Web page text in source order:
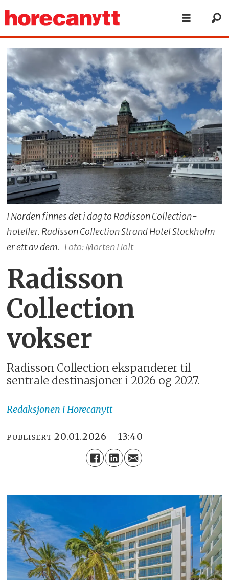
I Norden finnes det i dag to Radisson Collection-
hoteller. Radisson Collection Strand Hotel Stockholm
er ett av dem. Foto: Morten Holt
Radisson
Collection
vokser
Radisson Collection ekspanderer til
sentrale destinasjoner i 2026 og 2027.
Redaksjonen i Horecanytt
PUBLISERT 20.01.2026 - 13:40